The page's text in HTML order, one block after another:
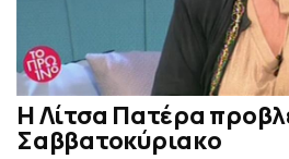
Η Λίτσα Πατέρα
Σαββατοκύριακο